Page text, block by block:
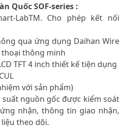
Quốc SOF-series :
LabTM. Cho phép kết nối
qua ứng dụng Daihan Wire
thoại thông minh
TFT 4 inch thiết kế tiện dụng
với sản phẩm)
suất nguồn gốc được kiểm soát
nhận, thông tin giao nhận,
theo dõi.